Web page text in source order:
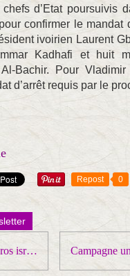
chefs d’Etat
confirmer le
ivoirien Laurent
Kadhafi et huit
Bachir. Pour
d’arrêt requis par le
Repost 0
Trois jeunes héros israéliens